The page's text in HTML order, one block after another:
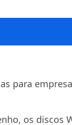
para
os discos